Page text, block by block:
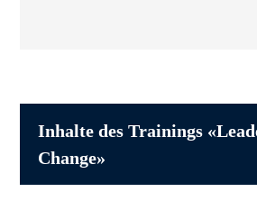
Inhalte des Trainings
Change»